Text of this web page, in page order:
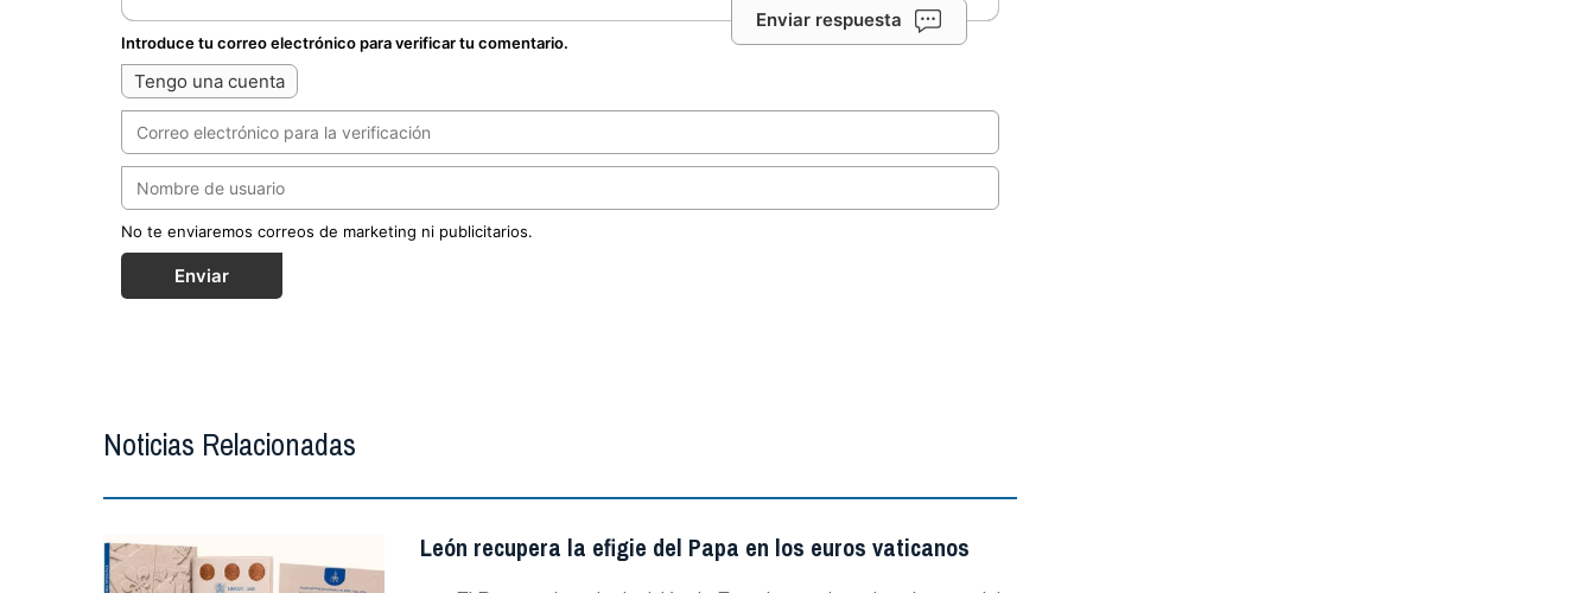
Enviar respuesta
Introduce tu correo electrónico para verificar tu comentario.
Tengo una cuenta
No te enviaremos correos de marketing ni publicitarios.
Enviar
Noticias Relacionadas
León recupera la efigie del Papa en los euros vaticanos